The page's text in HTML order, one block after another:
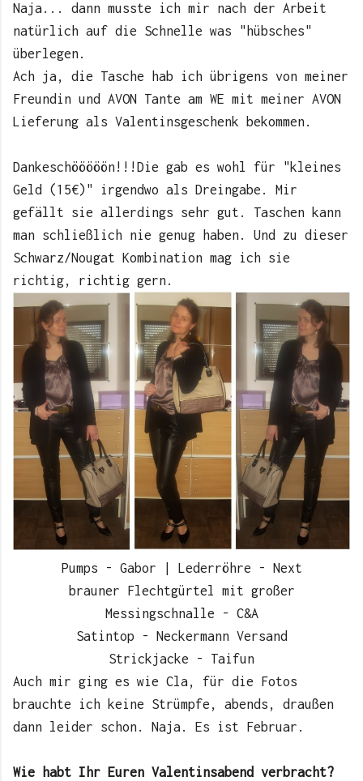
Naja... dann musste ich mir nach der Arbeit
natürlich auf die Schnelle was "hübsches"
überlegen.
Ach ja, die Tasche hab ich übrigens von meiner
Freundin und AVON Tante am WE mit meiner AVON
Lieferung als Valentinsgeschenk bekommen.
Dankeschööööön!!!Die gab es wohl für "kleines
Geld (15€)" irgendwo als Dreingabe. Mir
gefällt sie allerdings sehr gut. Taschen kann
man schließlich nie genug haben. Und zu dieser
Schwarz/Nougat Kombination mag ich sie
richtig, richtig gern.
Pumps - Gabor | Lederröhre - Next
brauner Flechtgürtel mit großer
Messingschnalle - C&A
Satintop - Neckermann Versand
Strickjacke - Taifun
Auch mir ging es wie Cla, für die Fotos
brauchte ich keine Strümpfe, abends, draußen
dann leider schon. Naja. Es ist Februar.
Wie habt Ihr Euren Valentinsabend verbracht?